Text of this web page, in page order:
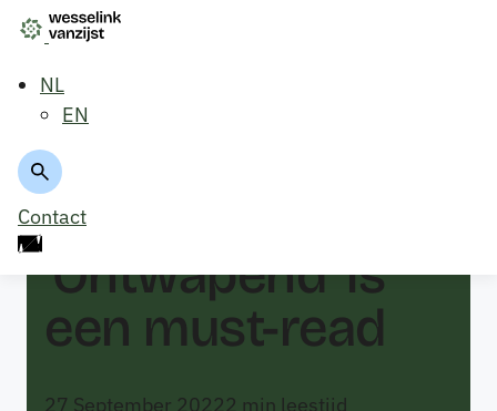
NL
EN
Contact
‘Ontwapend’ is
een must-read
27 September 20222 min leestijd